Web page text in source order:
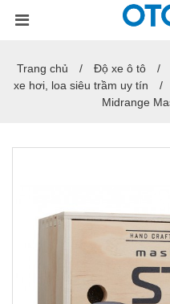
Trang chủ Độ xe ô tô
xe hơi, loa siêu trầm uy tín
Midrange